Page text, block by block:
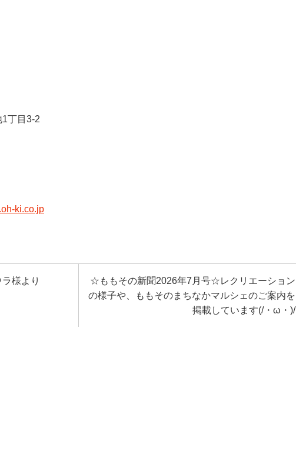
丁目3-2
ki.co.jp
☆ももその新聞2026年7月号☆レクリエーション
の様子や、ももそのまちなかマルシェのご案内を
掲載しています(/・ω・)/
様より